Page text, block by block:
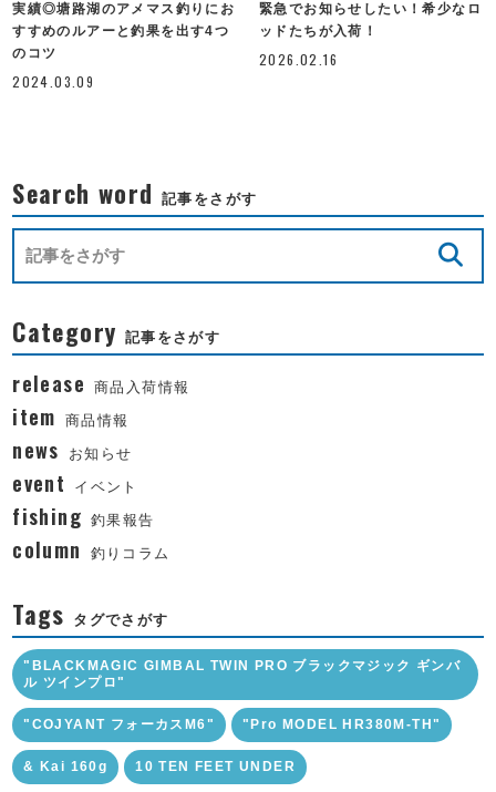
実績◎塘路湖のアメマス釣りにお
すすめのルアーと釣果を出す4つ
のコツ
2024.03.09
緊急でお知らせしたい！希少なロ
ッドたちが入荷！
2026.02.16
Search word 記事をさがす
Category 記事をさがす
release 商品入荷情報
item 商品情報
news お知らせ
event イベント
fishing 釣果報告
column 釣りコラム
Tags タグでさがす
"BLACKMAGIC GIMBAL TWIN PRO ブラックマジック ギンバ
ル ツインプロ"
"COJYANT フォーカスM6" "Pro MODEL HR380M-TH"
& Kai 160g 10 TEN FEET UNDER